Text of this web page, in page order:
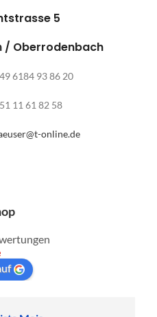
5
/ Oberrodenbach
6184 93 86 20
11 61 82 58
online.de